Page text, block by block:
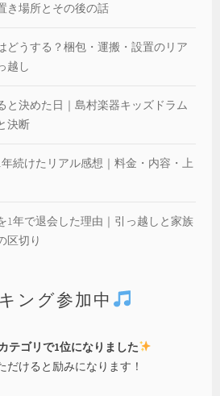
き場所とその後の話
どうする？梱包・運搬・設置のリア
越し
と決めた日｜島村楽器キッズドラム
決断
続けたリアル感想｜料金・内容・上
1年で退会した理由｜引っ越しと家族
区切り
ング参加中
テゴリで1位になりました
だけると励みになります！